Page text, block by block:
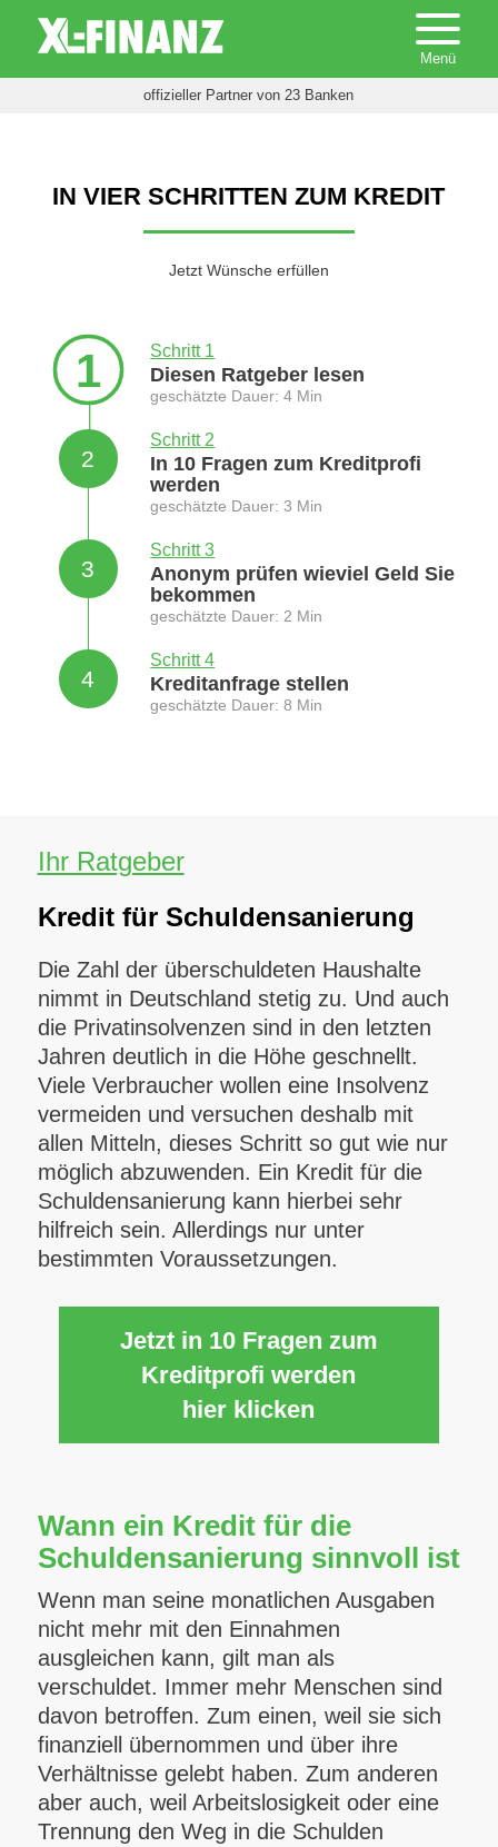
offizieller Partner von 23 Banken
IN VIER SCHRITTEN ZUM KREDIT
Jetzt Wünsche erfüllen
1 Schritt 1
Diesen Ratgeber lesen
geschätzte Dauer: 4 Min
2
Schritt 2
In 10 Fragen zum Kreditprofi
werden
geschätzte Dauer: 3 Min
3
Schritt 3
Anonym prüfen wieviel Geld Sie
bekommen
geschätzte Dauer: 2 Min
4
Schritt 4
Kreditanfrage stellen
geschätzte Dauer: 8 Min
Ihr Ratgeber
Kredit für Schuldensanierung
Die Zahl der überschuldeten Haushalte
nimmt in Deutschland stetig zu. Und auch
die Privatinsolvenzen sind in den letzten
Jahren deutlich in die Höhe geschnellt.
Viele Verbraucher wollen eine Insolvenz
vermeiden und versuchen deshalb mit
allen Mitteln, dieses Schritt so gut wie nur
möglich abzuwenden. Ein Kredit für die
Schuldensanierung kann hierbei sehr
hilfreich sein. Allerdings nur unter
bestimmten Voraussetzungen.
Jetzt in 10 Fragen zum
Kreditprofi werden
hier klicken
Wann ein Kredit für die
Schuldensanierung sinnvoll ist
Wenn man seine monatlichen Ausgaben
nicht mehr mit den Einnahmen
ausgleichen kann, gilt man als
verschuldet. Immer mehr Menschen sind
davon betroffen. Zum einen, weil sie sich
finanziell übernommen und über ihre
Verhältnisse gelebt haben. Zum anderen
aber auch, weil Arbeitslosigkeit oder eine
Trennung den Weg in die Schulden